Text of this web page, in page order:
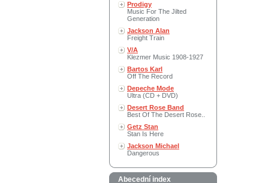
Prodigy
Music For The Jilted
Generation
Jackson Alan
Freight Train
V/A
Klezmer Music 1908-1927
Bartos Karl
Off The Record
Depeche Mode
Ultra (CD + DVD)
Desert Rose Band
Best Of The Desert Rose..
Getz Stan
Stan Is Here
Jackson Michael
Dangerous
Abecední index